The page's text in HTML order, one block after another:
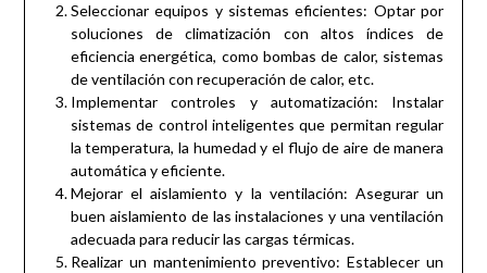
Seleccionar equipos y sistemas eficientes: Optar por
soluciones de climatización con altos índices de
eficiencia energética, como bombas de calor, sistemas
de ventilación con recuperación de calor, etc.
Implementar controles y automatización: Instalar
sistemas de control inteligentes que permitan regular
la temperatura, la humedad y el flujo de aire de manera
automática y eficiente.
Mejorar el aislamiento y la ventilación: Asegurar un
buen aislamiento de las instalaciones y una ventilación
adecuada para reducir las cargas térmicas.
Realizar un mantenimiento preventivo: Establecer un